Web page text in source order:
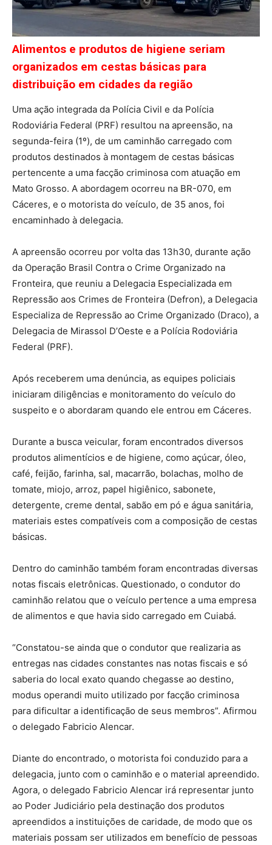
Alimentos e produtos de higiene seriam
organizados em cestas básicas para
distribuição em cidades da região
Uma ação integrada da Polícia Civil e da Polícia
Rodoviária Federal (PRF) resultou na apreensão, na
segunda-feira (1º), de um caminhão carregado com
produtos destinados à montagem de cestas básicas
pertencente a uma facção criminosa com atuação em
Mato Grosso. A abordagem ocorreu na BR-070, em
Cáceres, e o motorista do veículo, de 35 anos, foi
encaminhado à delegacia.
A apreensão ocorreu por volta das 13h30, durante ação
da Operação Brasil Contra o Crime Organizado na
Fronteira, que reuniu a Delegacia Especializada em
Repressão aos Crimes de Fronteira (Defron), a Delegacia
Especializa de Repressão ao Crime Organizado (Draco), a
Delegacia de Mirassol D’Oeste e a Polícia Rodoviária
Federal (PRF).
Após receberem uma denúncia, as equipes policiais
iniciaram diligências e monitoramento do veículo do
suspeito e o abordaram quando ele entrou em Cáceres.
Durante a busca veicular, foram encontrados diversos
produtos alimentícios e de higiene, como açúcar, óleo,
café, feijão, farinha, sal, macarrão, bolachas, molho de
tomate, miojo, arroz, papel higiênico, sabonete,
detergente, creme dental, sabão em pó e água sanitária,
materiais estes compatíveis com a composição de cestas
básicas.
Dentro do caminhão também foram encontradas diversas
notas fiscais eletrônicas. Questionado, o condutor do
caminhão relatou que o veículo pertence a uma empresa
de alimentos e que havia sido carregado em Cuiabá.
“Constatou-se ainda que o condutor que realizaria as
entregas nas cidades constantes nas notas fiscais e só
saberia do local exato quando chegasse ao destino,
modus operandi muito utilizado por facção criminosa
para dificultar a identificação de seus membros”. Afirmou
o delegado Fabricio Alencar.
Diante do encontrado, o motorista foi conduzido para a
delegacia, junto com o caminhão e o material apreendido.
Agora, o delegado Fabricio Alencar irá representar junto
ao Poder Judiciário pela destinação dos produtos
apreendidos a instituições de caridade, de modo que os
materiais possam ser utilizados em benefício de pessoas